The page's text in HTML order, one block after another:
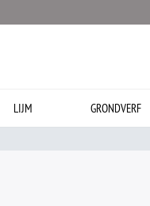
LIJM GRONDVERF